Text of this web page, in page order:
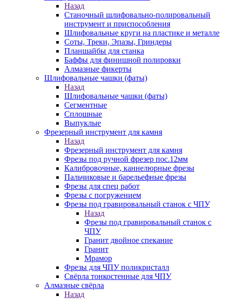
Назад
Станочный шлифовально-полировальный
инструмент и приспособления
Шлифовальные круги на пластике и металле
Соты, Треки, Эпазы, Гриндеры
Планшайбы для станка
Баффы для финишной полировки
Алмазные фикерты
Шлифовальные чашки (фаты)
Назад
Шлифовальные чашки (фаты)
Сегментные
Сплошные
Выпуклые
Фрезерный инструмент для камня
Назад
Фрезерный инструмент для камня
Фрезы под ручной фрезер пос.12мм
Калибровочные, каннелюрные фрезы
Пальчиковые и барельефные фрезы
Фрезы для спец работ
Фрезы с погружением
Фрезы под гравировальный станок с ЧПУ
Назад
Фрезы под гравировальный станок с
ЧПУ
Гранит двойное спекание
Гранит
Мрамор
Фрезы для ЧПУ поликристалл
Свёрла тонкостенные для ЧПУ
Алмазные свёрла
Назад